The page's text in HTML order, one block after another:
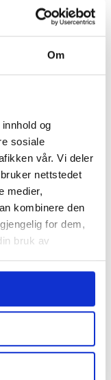
Om
og
sosiale
vår. Vi deler
nettstedet
medier,
kombinere den
for dem,
bruk av
–
plassert
om du
gratis
det
enige
hele
for kreft
som
for god